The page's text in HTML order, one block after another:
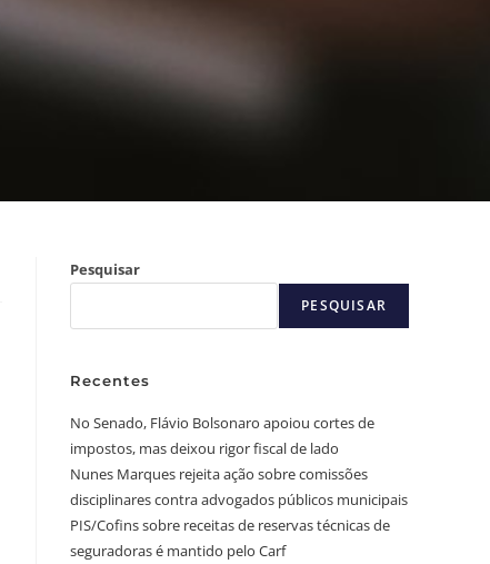
Pesquisar
PESQUISAR
Recentes
No Senado, Flávio Bolsonaro apoiou cortes de
impostos, mas deixou rigor fiscal de lado
Nunes Marques rejeita ação sobre comissões
disciplinares contra advogados públicos municipais
PIS/Cofins sobre receitas de reservas técnicas de
seguradoras é mantido pelo Carf